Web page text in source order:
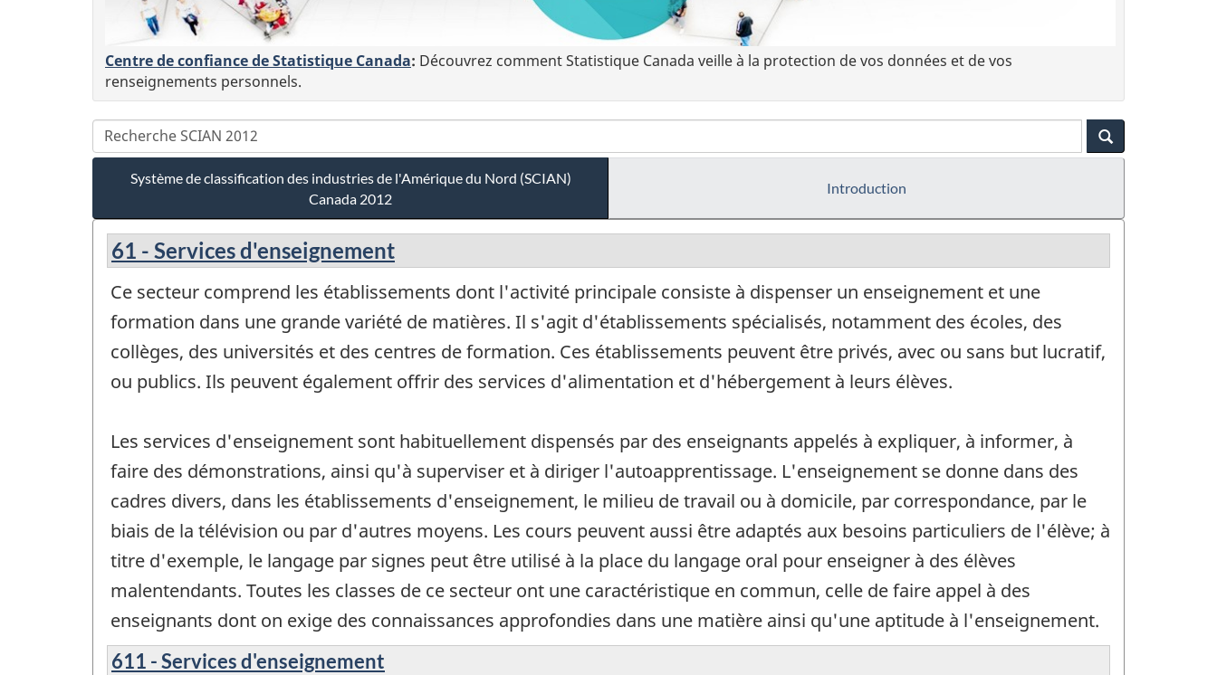
Centre de confiance de Statistique Canada: Découvrez comment Statistique Canada veille à la protection de vos données et de vos
renseignements personnels.
Système de classification des industries de l'Amérique du Nord (SCIAN)
Canada 2012
Introduction
61 - Services d'enseignement
Ce secteur comprend les établissements dont l'activité principale consiste à dispenser un enseignement et une
formation dans une grande variété de matières. Il s'agit d'établissements spécialisés, notamment des écoles, des
collèges, des universités et des centres de formation. Ces établissements peuvent être privés, avec ou sans but lucratif,
ou publics. Ils peuvent également offrir des services d'alimentation et d'hébergement à leurs élèves.
Les services d'enseignement sont habituellement dispensés par des enseignants appelés à expliquer, à informer, à
faire des démonstrations, ainsi qu'à superviser et à diriger l'autoapprentissage. L'enseignement se donne dans des
cadres divers, dans les établissements d'enseignement, le milieu de travail ou à domicile, par correspondance, par le
biais de la télévision ou par d'autres moyens. Les cours peuvent aussi être adaptés aux besoins particuliers de l'élève; à
titre d'exemple, le langage par signes peut être utilisé à la place du langage oral pour enseigner à des élèves
malentendants. Toutes les classes de ce secteur ont une caractéristique en commun, celle de faire appel à des
enseignants dont on exige des connaissances approfondies dans une matière ainsi qu'une aptitude à l'enseignement.
611 - Services d'enseignement